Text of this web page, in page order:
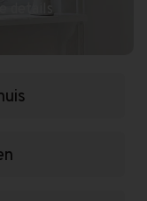
details